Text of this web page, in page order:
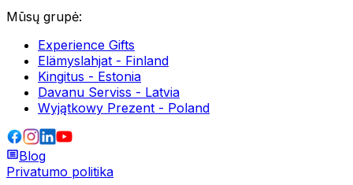
Mūsų grupė:
Experience Gifts
Elämyslahjat - Finland
Kingitus - Estonia
Davanu Serviss - Latvia
Wyjątkowy Prezent - Poland
Blog
Privatumo politika